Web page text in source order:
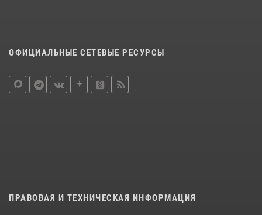
ОФИЦИАЛЬНЫЕ СЕТЕВЫЕ РЕСУРСЫ
ПРАВОВАЯ И ТЕХНИЧЕСКАЯ ИНФОРМАЦИЯ